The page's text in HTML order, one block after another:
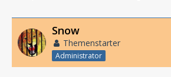
Snow
Themenstarter
Administrator